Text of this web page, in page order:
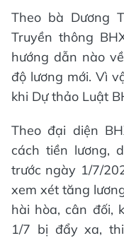
Theo bà Dương
Truyền thông
hướng dẫn nào
độ lương mới. Vì
khi Dự thảo Luật
Theo đại diện
cách tiền lương,
trước ngày 1/7/
xem xét tăng
hài hòa, cân đối,
1/7 bị đẩy xa,